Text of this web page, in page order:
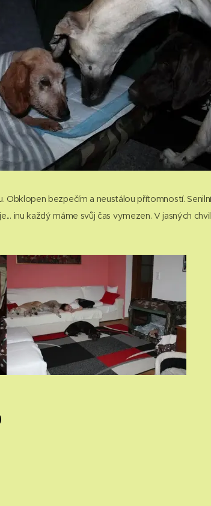
Obklopen bezpečím a neustálou přítomností.
inu každý máme svůj čas vymezen. V jasných